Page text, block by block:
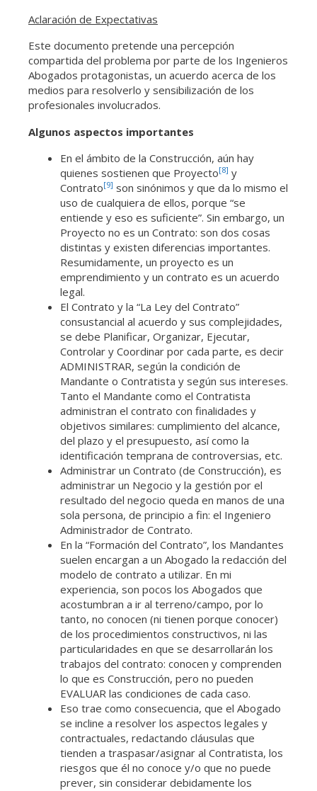
Aclaración de Expectativas
Este documento pretende una percepción
compartida del problema por parte de los Ingenieros
Abogados protagonistas, un acuerdo acerca de los
medios para resolverlo y sensibilización de los
profesionales involucrados.
Algunos aspectos importantes
En el ámbito de la Construcción, aún hay
quienes sostienen que Proyecto[8] y
Contrato[9] son sinónimos y que da lo mismo el
uso de cualquiera de ellos, porque “se
entiende y eso es suficiente”. Sin embargo, un
Proyecto no es un Contrato: son dos cosas
distintas y existen diferencias importantes.
Resumidamente, un proyecto es un
emprendimiento y un contrato es un acuerdo
legal.
El Contrato y la “La Ley del Contrato”
consustancial al acuerdo y sus complejidades,
se debe Planificar, Organizar, Ejecutar,
Controlar y Coordinar por cada parte, es decir
ADMINISTRAR, según la condición de
Mandante o Contratista y según sus intereses.
Tanto el Mandante como el Contratista
administran el contrato con finalidades y
objetivos similares: cumplimiento del alcance,
del plazo y el presupuesto, así como la
identificación temprana de controversias, etc.
Administrar un Contrato (de Construcción), es
administrar un Negocio y la gestión por el
resultado del negocio queda en manos de una
sola persona, de principio a fin: el Ingeniero
Administrador de Contrato.
En la “Formación del Contrato”, los Mandantes
suelen encargan a un Abogado la redacción del
modelo de contrato a utilizar. En mi
experiencia, son pocos los Abogados que
acostumbran a ir al terreno/campo, por lo
tanto, no conocen (ni tienen porque conocer)
de los procedimientos constructivos, ni las
particularidades en que se desarrollarán los
trabajos del contrato: conocen y comprenden
lo que es Construcción, pero no pueden
EVALUAR las condiciones de cada caso.
Eso trae como consecuencia, que el Abogado
se incline a resolver los aspectos legales y
contractuales, redactando cláusulas que
tienden a traspasar/asignar al Contratista, los
riesgos que él no conoce y/o que no puede
prever, sin considerar debidamente los